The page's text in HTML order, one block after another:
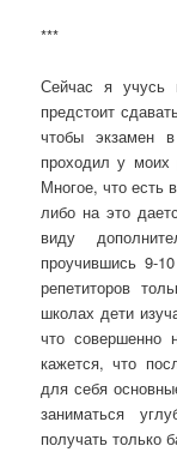
***
Сейчас я
предстоит
чтобы экзамен
проходил у
Многое, что есть
либо на это
виду
проучившись 9-
репетиторов
школах дети
что совершенно
кажется, что
для себя
заниматься
получать только